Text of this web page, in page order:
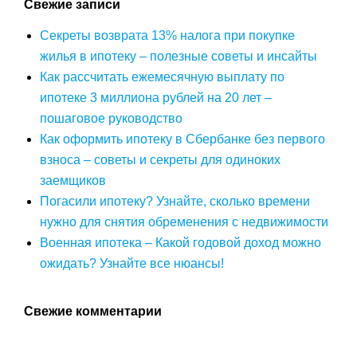
Свежие записи
Секреты возврата 13% налога при покупке
жилья в ипотеку – полезные советы и инсайты
Как рассчитать ежемесячную выплату по
ипотеке 3 миллиона рублей на 20 лет –
пошаговое руководство
Как оформить ипотеку в Сбербанке без первого
взноса – советы и секреты для одиноких
заемщиков
Погасили ипотеку? Узнайте, сколько времени
нужно для снятия обременения с недвижимости
Военная ипотека – Какой годовой доход можно
ожидать? Узнайте все нюансы!
Свежие комментарии